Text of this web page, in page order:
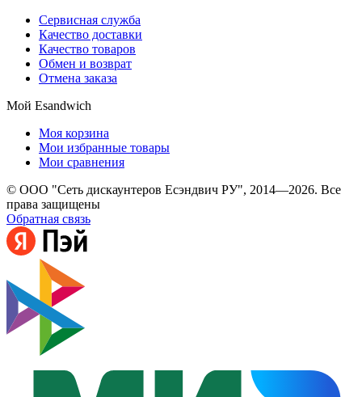
Сервисная служба
Качество доставки
Качество товаров
Обмен и возврат
Отмена заказа
Мой Esandwich
Моя корзина
Мои избранные товары
Мои сравнения
© ООО "Сеть дискаунтеров Есэндвич РУ", 2014—2026. Все
права защищены
Обратная связь